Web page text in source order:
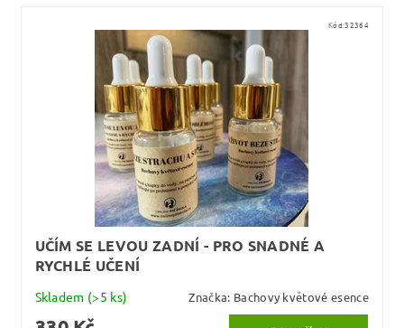
Kód:32364
UČÍM SE LEVOU ZADNÍ - PRO SNADNÉ A
RYCHLÉ UČENÍ
Skladem (>5 ks) Značka: Bachovy květové esence